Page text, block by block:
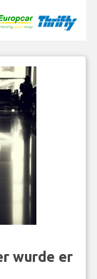
wurde er